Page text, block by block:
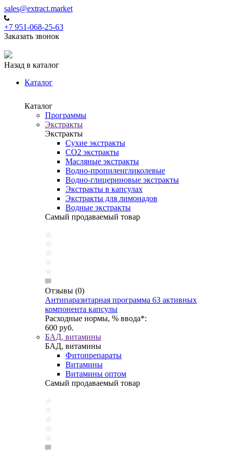
sales@extract.market
+7 951-068-25-63
Заказать звонок
Назад в каталог
Каталог
Каталог
Программы
Экстракты
Экстракты
Сухие экстракты
CO2 экстракты
Масляные экстракты
Водно-пропиленгликолевые
Водно-глицериновые экстракты
Экстракты в капсулах
Экстракты для лимонадов
Водные экстракты
Самый продаваемый товар
Отзывы (0)
Антипаразитарная программа 63 активных
компонента капсулы
Расходные нормы, % ввода*:
600 руб.
БАД, витамины
БАД, витамины
Фитопрепараты
Витамины
Витамины оптом
Самый продаваемый товар